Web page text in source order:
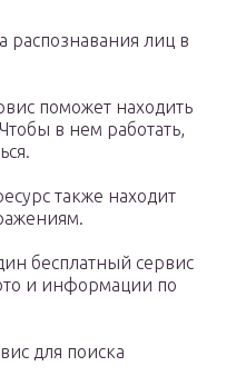
распознавания лиц в
поможет находить
в нем работать,
также находит
бесплатный сервис
и информации по
для поиска